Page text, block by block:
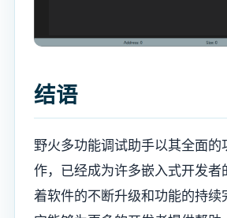
结语
野火多功能调试助手以其全面的
作，已经成为许多嵌入式开发者
着软件的不断升级和功能的持续